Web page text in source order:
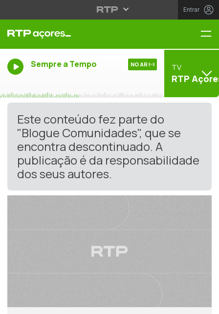
Entrar
Sempre a Tempo NO AR TV
RTP
Este conteúdo fez parte do
"Blogue Comunidades", que se
encontra descontinuado. A
publicação é da responsabilidade
dos seus autores.